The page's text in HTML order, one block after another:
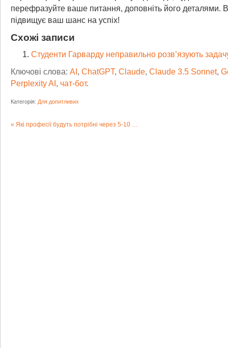
перефразуйте ваше питання, доповніть його деталями.
підвищує ваш шанс на успіх!
Схожі записи
Студенти Гарварду неправильно розв’язують
Ключові слова: AI , ChatGPT, Claude, Claude 3.5 Sonnet,
Perplexity AI , чат-бот.
Категорія: Для допитливих
Які професії будуть потрібні через 5-10 років